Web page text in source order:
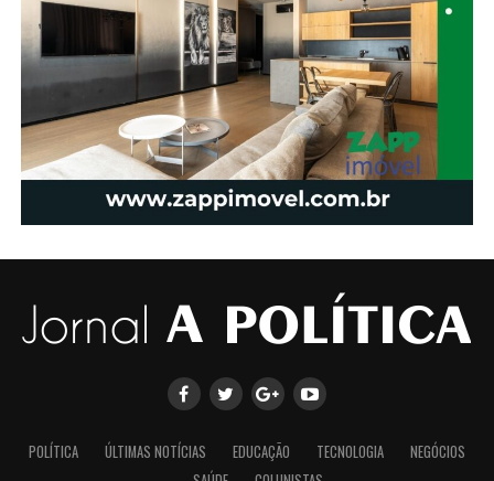
POLÍTICA ÚLTIMAS NOTÍCIAS EDUCAÇÃO TECNOLOGIA
NEGÓCIOS